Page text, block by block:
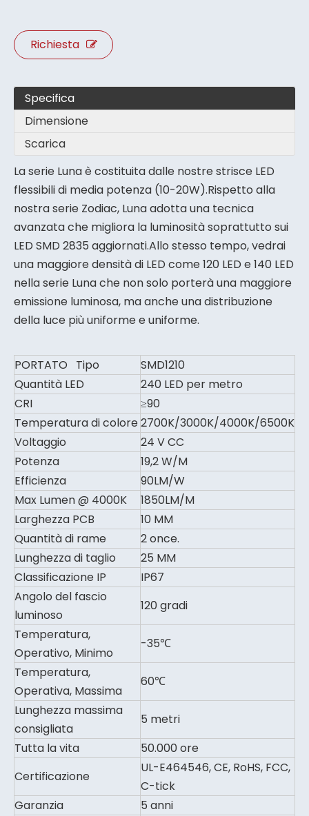
Richiesta
Specifica
Dimensione
Scarica
La serie Luna è costituita dalle nostre strisce LED
flessibili di media potenza (10-20W).Rispetto alla
nostra serie Zodiac, Luna adotta una tecnica
avanzata che migliora la luminosità soprattutto sui
LED SMD 2835 aggiornati.Allo stesso tempo, vedrai
una maggiore densità di LED come 120 LED e 140 LED
nella serie Luna che non solo porterà una maggiore
emissione luminosa, ma anche una distribuzione
della luce più uniforme e uniforme.
PORTATO Tipo
SMD1210
Quantità LED
240 LED per metro
CRI
≥90
Temperatura di colore2700K/3000K/4000K/6500K
Voltaggio
24 V CC
Potenza
19,2 W/M
Efficienza
90LM/W
Max Lumen @ 4000K
1850LM/M
Larghezza PCB
10 MM
Quantità di rame
2 once.
Lunghezza di taglio
25 MM
Classificazione IP
IP67
Angolo del fascio
luminoso
120 gradi
Temperatura,
Operativo, Minimo
-35℃
Temperatura,
Operativa, Massima
60℃
Lunghezza massima
consigliata
5 metri
Tutta la vita
50.000 ore
Certificazione
UL-E464546, CE, RoHS, FCC,
C-tick
Garanzia
5 anni